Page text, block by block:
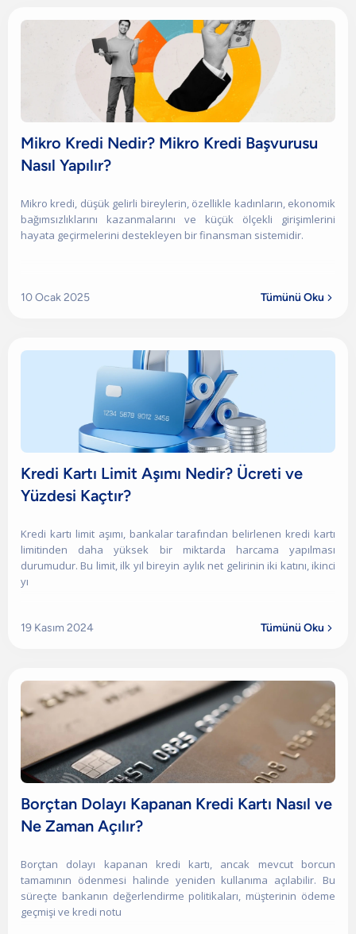
Mikro Kredi Nedir? Mikro Kredi Başvurusu
Nasıl Yapılır?
Mikro kredi, düşük gelirli bireylerin, özellikle kadınların, ekonomik
bağımsızlıklarını kazanmalarını ve küçük ölçekli girişimlerini
hayata geçirmelerini destekleyen bir finansman sistemidir.
10 Ocak 2025 Tümünü Oku 
Kredi Kartı Limit Aşımı Nedir? Ücreti ve
Yüzdesi Kaçtır?
Kredi kartı limit aşımı, bankalar tarafından belirlenen kredi kartı
limitinden daha yüksek bir miktarda harcama yapılması
durumudur. Bu limit, ilk yıl bireyin aylık net gelirinin iki katını, ikinci
yı
19 Kasım 2024 Tümünü Oku 
Borçtan Dolayı Kapanan Kredi Kartı Nasıl ve
Ne Zaman Açılır?
Borçtan dolayı kapanan kredi kartı, ancak mevcut borcun
tamamının ödenmesi halinde yeniden kullanıma açılabilir. Bu
süreçte bankanın değerlendirme politikaları, müşterinin ödeme
geçmişi ve kredi notu